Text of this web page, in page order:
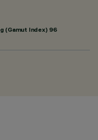
(Gamut Index) 96